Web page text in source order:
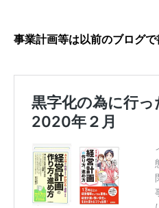
事業計画等は以前のブログ